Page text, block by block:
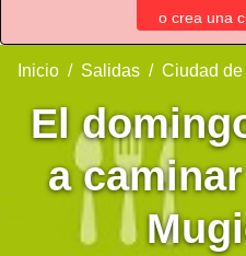
o crea una
Inicio Salidas Ciudad
El
a